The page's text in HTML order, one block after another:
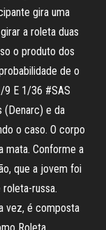
gira uma
a roleta duas
o produto dos
de o
E 1/36 #SAS
(Denarc) e da
o caso. O corpo
mata. Conforme a
que a jovem foi
russa.
vez, é composta